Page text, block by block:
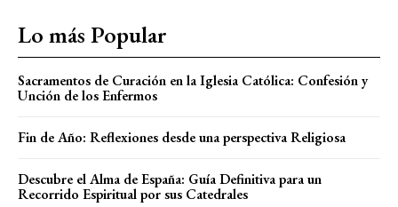
Lo más Popular
Sacramentos de Curación en la Iglesia Católica: Confesión y
Unción de los Enfermos
Fin de Año: Reflexiones desde una perspectiva Religiosa
Descubre el Alma de España: Guía Definitiva para un
Recorrido Espiritual por sus Catedrales